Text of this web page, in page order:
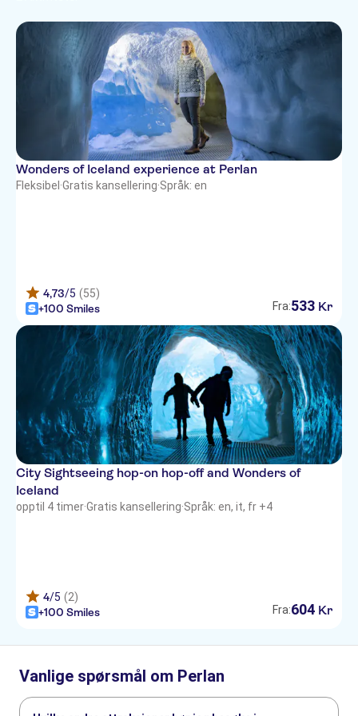
Rullestolvennlig
Japanese
Swedish
Wonders of Iceland experience at Perlan
Fleksibel ·Gratis kansellering·Språk: en
4,73/5 (55)
+100 Smiles
Fra:533 Kr
City Sightseeing hop-on hop-off and Wonders of
Iceland
opptil 4 timer·Gratis kansellering·Språk: en, it, fr +4
4/5 (2)
+100 Smiles
Fra:604 Kr
Vanlige spørsmål om Perlan